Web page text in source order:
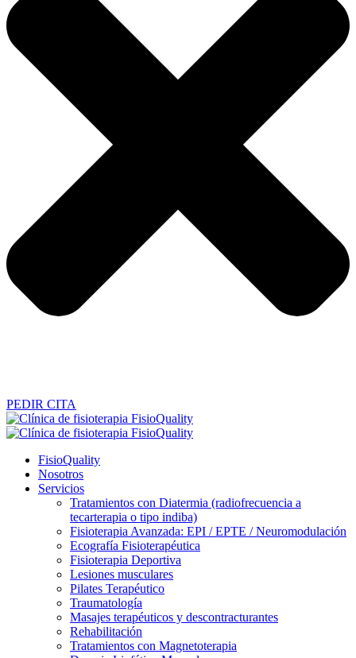
PEDIR CITA
FisioQuality
Nosotros
Servicios
Tratamientos con Diatermia (radiofrecuencia a
tecarterapia o tipo indiba)
Fisioterapia Avanzada: EPI / EPTE / Neuromodulación
Ecografía Fisioterapéutica
Fisioterapia Deportiva
Lesiones musculares
Pilates Terapéutico
Traumatología
Masajes terapéuticos y descontracturantes
Rehabilitación
Tratamientos con Magnetoterapia